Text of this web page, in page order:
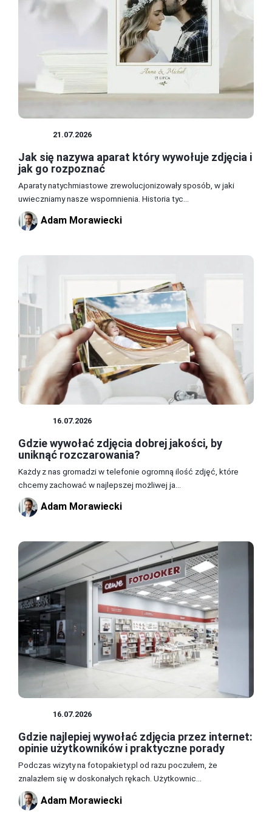
21.07.2026
Jak się nazywa aparat który wywołuje zdjęcia i
jak go rozpoznać
Aparaty natychmiastowe zrewolucjonizowały sposób, w jaki
uwieczniamy nasze wspomnienia. Historia tyc...
Adam Morawiecki
16.07.2026
Gdzie wywołać zdjęcia dobrej jakości, by
uniknąć rozczarowania?
Każdy z nas gromadzi w telefonie ogromną ilość zdjęć, które
chcemy zachować w najlepszej możliwej ja...
Adam Morawiecki
16.07.2026
Gdzie najlepiej wywołać zdjęcia przez internet:
opinie użytkowników i praktyczne porady
Podczas wizyty na fotopakiety.pl od razu poczułem, że
znalazłem się w doskonałych rękach. Użytkownic...
Adam Morawiecki